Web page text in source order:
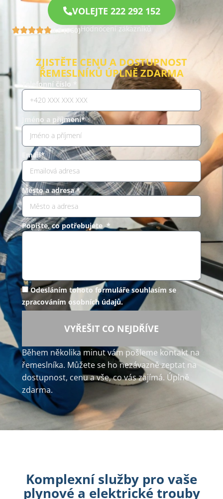
VOLEJTE 222 292 152
4.9 (960)Hodnocení zákazníků
ZJISTĚTE CENU A DOSTUPNOST
ŘEMESLNÍKŮ ÚPLNĚ ZDARMA
Telefonní číslo *
Jméno a příjmení*
Email*
Město a adresa *
Popište, co potřebujete *
Odesláním tohoto formuláře souhlasím se
zpracováním osobních údajů.
VYŘEŠIT CO NEJDŘÍVE
Během několika minut vám pošleme kontakt na
řemeslníka. Můžete se ho nezávazně zeptat na
dostupnost, cenu a vše, co vás zajímá. Úplně
zdarma.
Komplexní služby pro vaše
plynové a elektrické trouby